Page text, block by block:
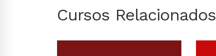
Cursos Relacionados